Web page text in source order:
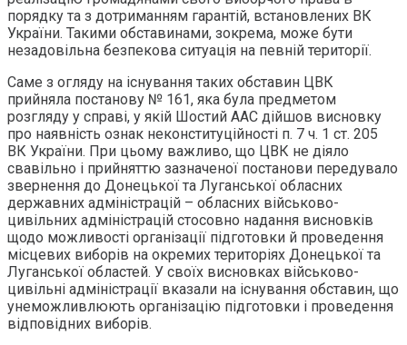
порядку та з дотриманням гарантій, встановлених ВК
України. Такими обставинами, зокрема, може бути
незадовільна безпекова ситуація на певній території.
Саме з огляду на існування таких обставин ЦВК
прийняла постанову № 161, яка була предметом
розгляду у справі, у якій Шостий ААС дійшов висновку
про наявність ознак неконституційності п. 7 ч. 1 ст. 205
ВК України. При цьому важливо, що ЦВК не діяло
свавільно і прийняттю зазначеної постанови передувало
звернення до Донецької та Луганської обласних
державних адміністрацій – обласних військово-
цивільних адміністрацій стосовно надання висновків
щодо можливості організації підготовки й проведення
місцевих виборів на окремих територіях Донецької та
Луганської областей. У своїх висновках військово-
цивільні адміністрації вказали на існування обставин, що
унеможливлюють організацію підготовки і проведення
відповідних виборів.